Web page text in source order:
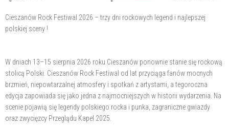
Cieszanów Rock Festiwal 2026 – trzy dni rockowych legend i najlepszej
polskiej sceny !
W dniach 13–15 sierpnia 2026 roku Cieszanów ponownie stanie się rockową
stolicą Polski. Cieszanów Rock Festiwal od lat przyciąga fanów mocnych
brzmień, niepowtarzalnej atmosfery i spotkań z artystami, a tegoroczna
edycja zapowiada się jako jedna z najmocniejszych w historii wydarzenia. Na
scenie pojawią się legendy polskiego rocka i punka, zagraniczne gwiazdy
oraz zwycięzcy Przeglądu Kapel 2025.